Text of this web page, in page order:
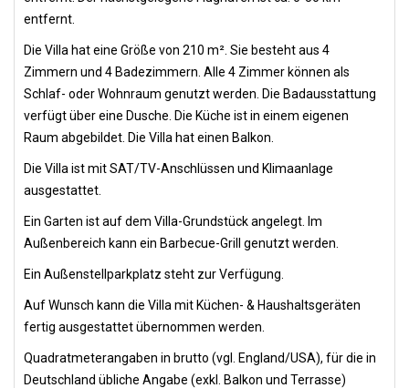
entfernt.
Die Villa hat eine Größe von 210 m². Sie besteht aus 4
Zimmern und 4 Badezimmern. Alle 4 Zimmer können als
Schlaf- oder Wohnraum genutzt werden. Die Badausstattung
verfügt über eine Dusche. Die Küche ist in einem eigenen
Raum abgebildet. Die Villa hat einen Balkon.
Die Villa ist mit SAT/TV-Anschlüssen und Klimaanlage
ausgestattet.
Ein Garten ist auf dem Villa-Grundstück angelegt. Im
Außenbereich kann ein Barbecue-Grill genutzt werden.
Ein Außenstellparkplatz steht zur Verfügung.
Auf Wunsch kann die Villa mit Küchen- & Haushaltsgeräten
fertig ausgestattet übernommen werden.
Quadratmeterangaben in brutto (vgl. England/USA), für die in
Deutschland übliche Angabe (exkl. Balkon und Terrasse)